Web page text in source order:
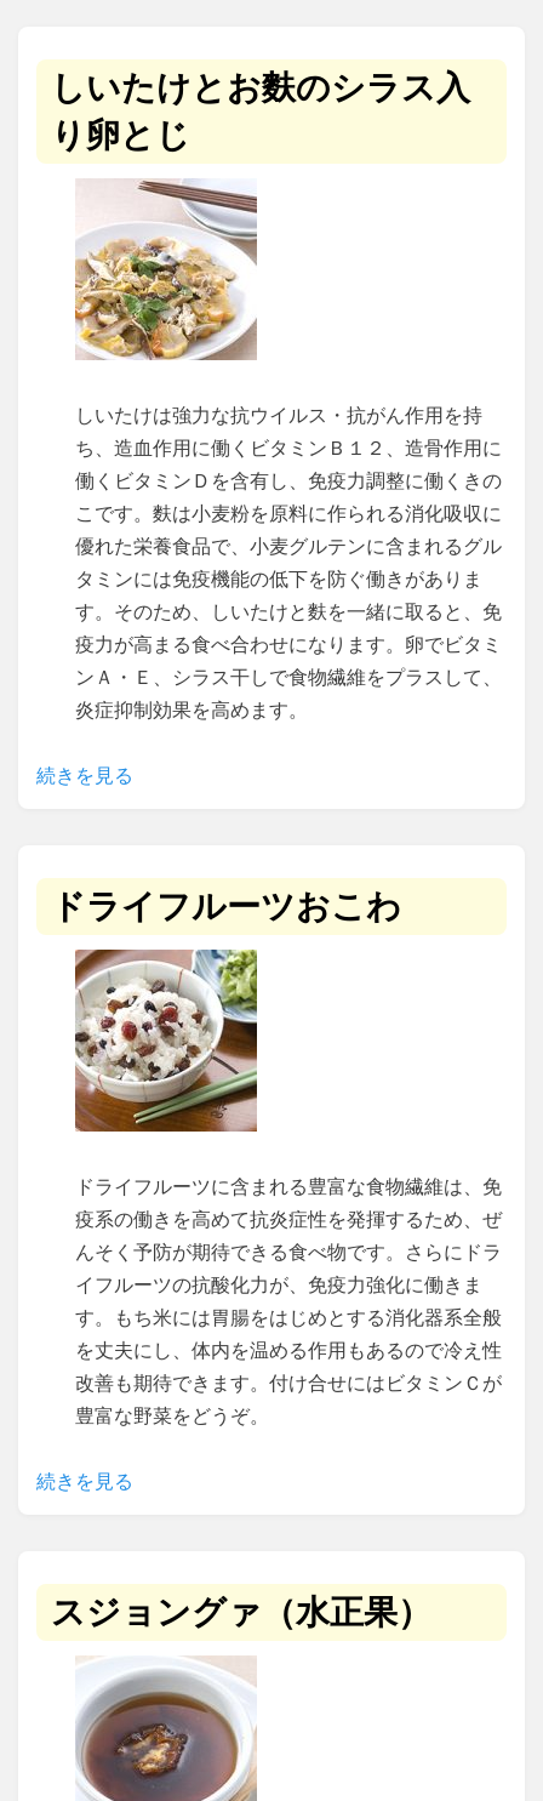
しいたけとお麩のシラス入
り卵とじ
しいたけは強力な抗ウイルス・抗がん作用を持
ち、造血作用に働くビタミンＢ１２、造骨作用に
働くビタミンＤを含有し、免疫力調整に働くきの
こです。麩は小麦粉を原料に作られる消化吸収に
優れた栄養食品で、小麦グルテンに含まれるグル
タミンには免疫機能の低下を防ぐ働きがありま
す。そのため、しいたけと麩を一緒に取ると、免
疫力が高まる食べ合わせになります。卵でビタミ
ンＡ・Ｅ、シラス干しで食物繊維をプラスして、
炎症抑制効果を高めます。
続きを見る
ドライフルーツおこわ
ドライフルーツに含まれる豊富な食物繊維は、免
疫系の働きを高めて抗炎症性を発揮するため、ぜ
んそく予防が期待できる食べ物です。さらにドラ
イフルーツの抗酸化力が、免疫力強化に働きま
す。もち米には胃腸をはじめとする消化器系全般
を丈夫にし、体内を温める作用もあるので冷え性
改善も期待できます。付け合せにはビタミンＣが
豊富な野菜をどうぞ。
続きを見る
スジョングァ（水正果）